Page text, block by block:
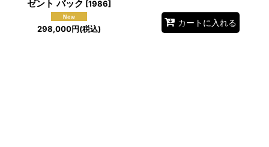
ゼント バック [1986]
298,000円(税込)
カートに入れる